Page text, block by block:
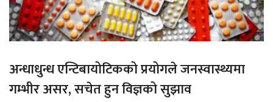
अन्धाधुन्ध एन्टिबायोटिकको प्रयोगले जनस्वास्थ्यमा
गम्भीर असर, सचेत हुन विज्ञको सुझाव